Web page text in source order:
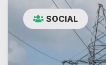
SOCIAL